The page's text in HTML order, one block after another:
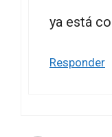
ya está
Responder